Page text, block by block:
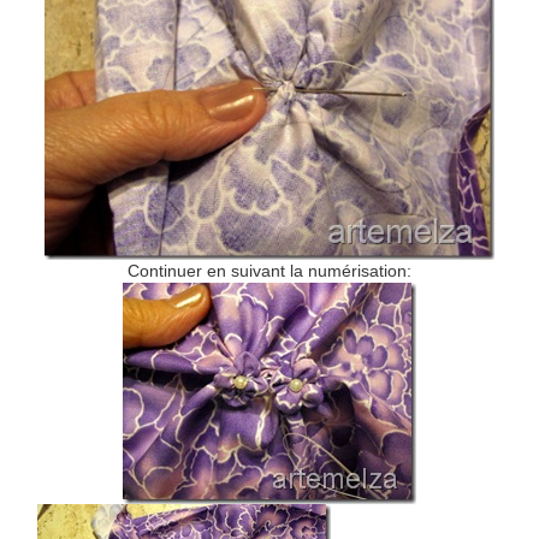
Continuer en suivant la numérisation: